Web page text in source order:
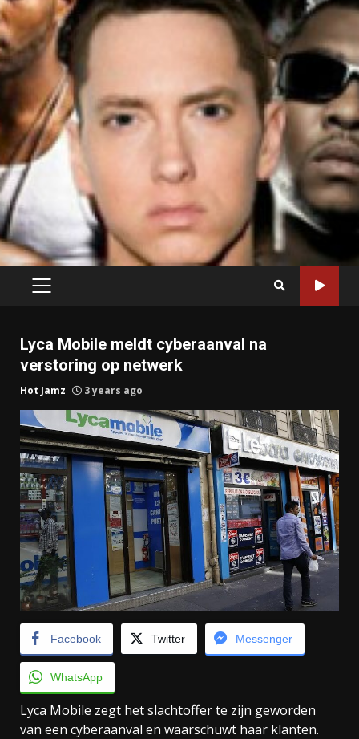
PRIMARY
Lyca Mobile meldt cyberaanval na
verstoring op netwerk
Hot Jamz 3 years ago
Facebook Twitter Messenger
WhatsApp
Lyca Mobile zegt het slachtoffer te zijn geworden
van een cyberaanval en waarschuwt haar klanten.